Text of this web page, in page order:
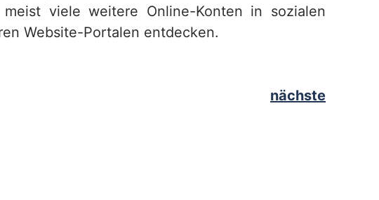
viele weitere Online-Konten in sozialen
Website-Portalen entdecken.
nächste